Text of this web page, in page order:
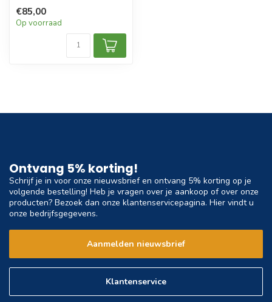
€85,00
Op voorraad
Ontvang 5% korting!
Schrijf je in voor onze nieuwsbrief en ontvang 5% korting op je
volgende bestelling! Heb je vragen over je aankoop of over onze
producten? Bezoek dan onze klantenservicepagina. Hier vindt u
onze bedrijfsgegevens.
Aanmelden nieuwsbrief
Klantenservice